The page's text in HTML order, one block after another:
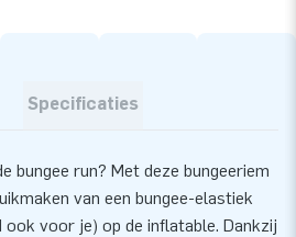
Specificaties
bungee run? Met deze bungeeriem
van een bungee-elastiek
ook voor je) op de inflatable. Dankzij